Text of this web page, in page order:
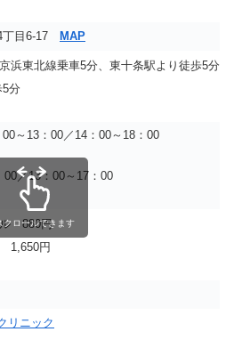
丁目6-17 MAP
浜東北線乗車5分、東十条駅より徒歩5分
分
00～13：00／14：00～18：00
00／13：00～17：00
ル 880円
1,650円
リニック
クロールできます